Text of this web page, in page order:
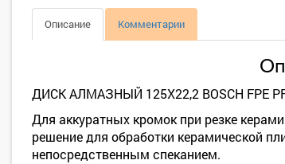
Описание Комментарии
ДИСК АЛМАЗНЫЙ 125Х22,2 BOSCH FPE
Для аккуратных кромок при резке
решение для обработки керамической
непосредственным спеканием.